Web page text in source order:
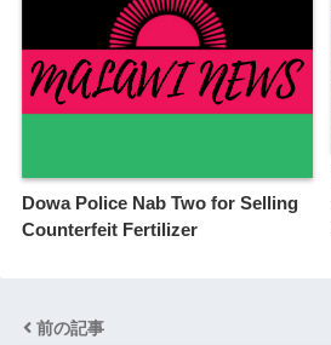
Dowa Police Nab Two for Selling
Counterfeit Fertilizer
前の記事